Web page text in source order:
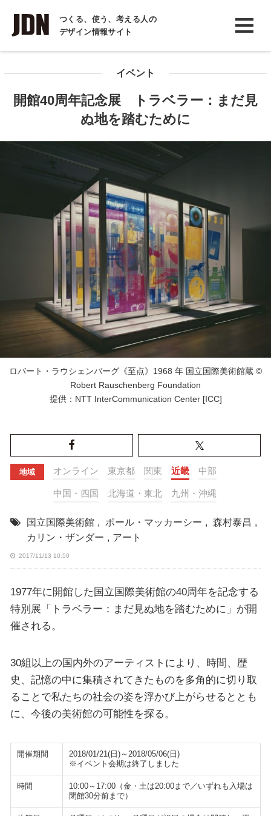
つくる、使う、考える人の
デザイン情報サイト
INTERVIEW
インタビュー
COLUMN
イベント
開館40周年記念展 トラベラー：まだ見
ぬ地を踏むために
ロバート・ラウシェンバーグ《至点》1968 年 国立国際美術館蔵 ©
Robert Rauschenberg Foundation
提供：NTT InterCommunication Center [ICC]
地域 オンライン 東京都 関東 近畿 中部
中国・四国 北海道・東北 九州・沖縄
国立国際美術館 , ポール・マッカーシー , 森村泰昌 ,
カリン・ザンダー , アート
2017/11/13 10:50
1977年に開館した国立国際美術館の40周年を記念する
特別展「トラベラー：まだ見ぬ地を踏むために」が開
催される。
30組以上の国内外のアーティストにより、時間、歴
史、記憶の中に集積されてきたものを多角的に切り取
ることで私たちの社会の姿を浮かび上がらせるととも
に、今後の美術館の可能性を探る。
開催期間
2018/01/21(日)～2018/05/06(日)
※イベント会期は終了しました
時間
10:00～17:00（金・土は20:00まで／いずれも入場は
閉館30分前まで）